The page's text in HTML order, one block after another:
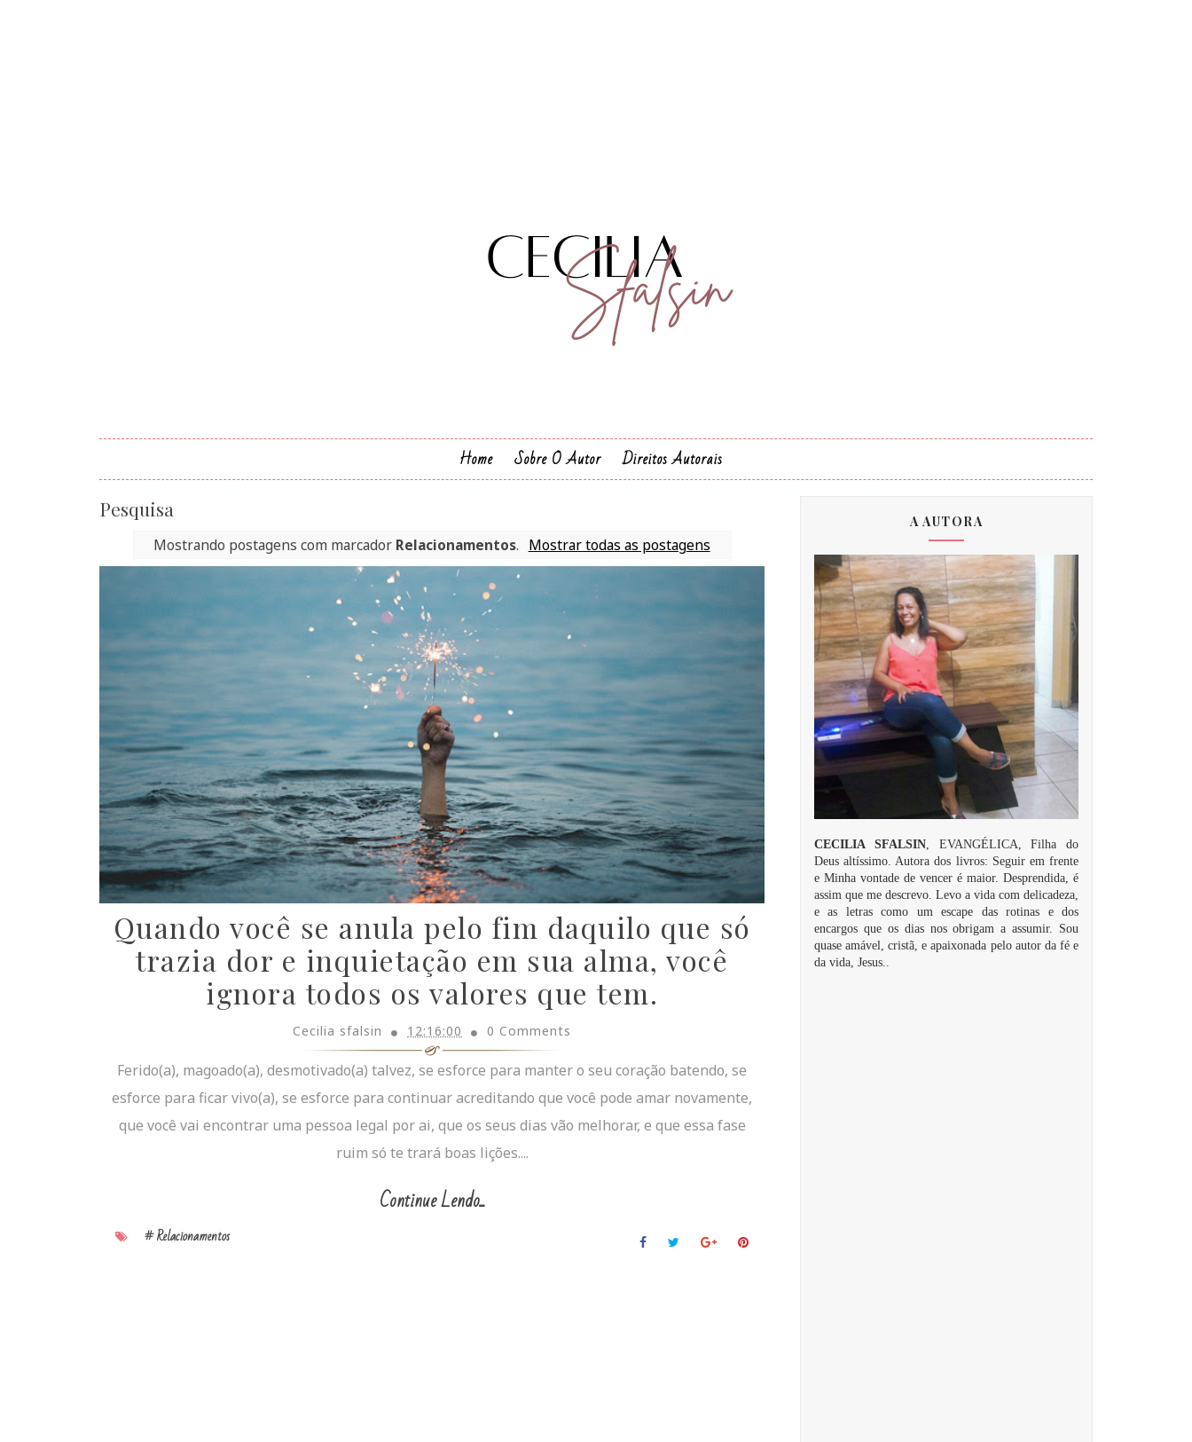
Home Sobre O Autor Direitos Autorais
Pesquisa
Mostrando postagens com marcador Relacionamentos. Mostrar todas as postagens
Quando você se anula pelo fim daquilo que só
trazia dor e inquietação em sua alma, você
ignora todos os valores que tem.
Cecilia sfalsin 12:16:00 0 Comments
Ferido(a), magoado(a), desmotivado(a) talvez, se esforce para manter o seu coração batendo, se
esforce para ficar vivo(a), se esforce para continuar acreditando que você pode amar novamente,
que você vai encontrar uma pessoa legal por ai, que os seus dias vão melhorar, e que essa fase
ruim só te trará boas lições....
Continue Lendo...
# Relacionamentos
A AUTORA
CECILIA SFALSIN, EVANGÉLICA, Filha do
Deus altíssimo. Autora dos livros: Seguir em frente
e Minha vontade de vencer é maior. Desprendida, é
assim que me descrevo. Levo a vida com delicadeza,
e as letras como um escape das rotinas e dos
encargos que os dias nos obrigam a assumir. Sou
quase amável, cristã, e apaixonada pelo autor da fé e
da vida, Jesus..